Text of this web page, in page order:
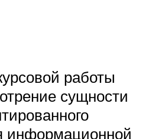
работы
сущности
информационной